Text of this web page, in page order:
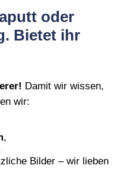
oder
Bietet ihr
Damit wir wissen,
wir:
,
Bilder – wir lieben